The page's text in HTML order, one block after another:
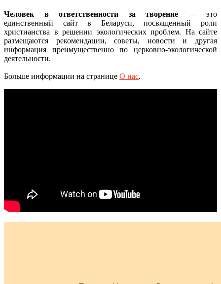
Человек в ответственности за творение — это
единственный сайт в Беларуси, посвященный роли
христианства в решении экологических проблем. На сайте
размещаются рекомендации, советы, новости и другая
информация преимущественно по церковно-экологической
деятельности.
Больше информации на странице О нас.